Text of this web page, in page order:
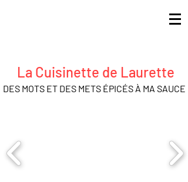
La Cuisinette de Laurette
DES MOTS ET DES METS ÉPICÉS À MA SAUCE